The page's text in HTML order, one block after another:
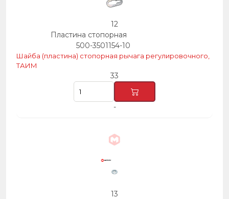
12
Пластина стопорная
500-3501154-10
Шайба (пластина) стопорная рычага регулировочного,
ТАИМ
33
-
13